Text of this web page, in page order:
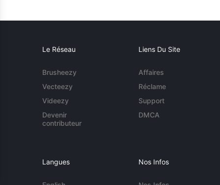
Le Réseau
Brusheezy
Vecteezy
Videezy
Devenir
contributeur
Liens Du Site
Affaires
Réclame
Support
DMCA
Langues Nos Infos